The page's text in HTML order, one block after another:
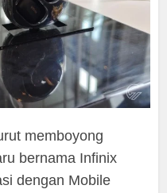
memboyong
bernama Infinix
dengan Mobile